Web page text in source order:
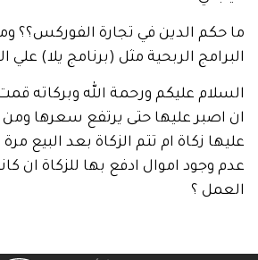
الدين في تجارة الفوركس؟؟ وما حكم
الربحية مثل (برنامج يلا) علي الانترنت
عليكم ورحمة الله وبركاته قمت
عليها حتى يرتفع سعرها ومن ثم
زكاة ام تتم الزكاة بعد البيع مرة
اموال ادفع بها للزكاة ان كانت
؟